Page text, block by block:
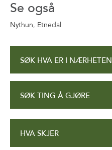
Se også
Nythun, Etnedal
SØK HVA ER I NÆRHETEN
SØK TING Å GJØRE
HVA SKJER